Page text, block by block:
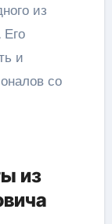
из
и
со
из